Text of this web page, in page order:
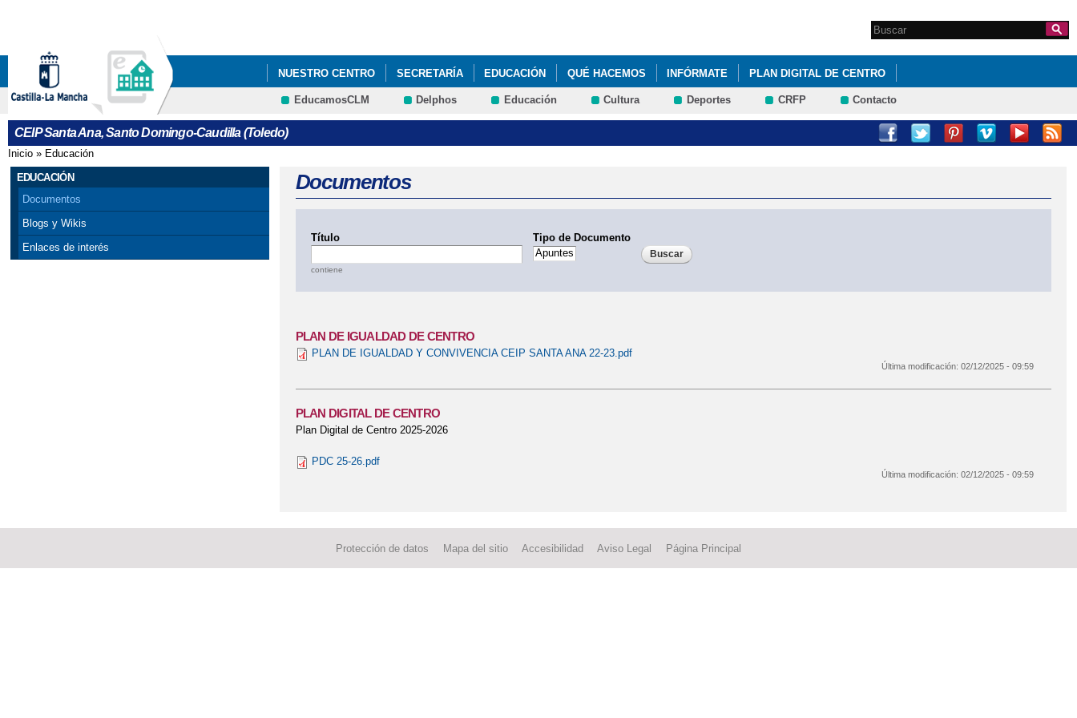
Formulario de
búsqueda
Search this site
NUESTRO CENTRO SECRETARÍA EDUCACIÓN QUÉ HACEMOS INFÓRMATE PLAN DIGITAL DE CENTRO
EducamosCLM Delphos Educación Cultura Deportes CRFP Contacto
CEIP Santa Ana, Santo Domingo-Caudilla (Toledo)
Se encuentra usted aquí
Inicio » Educación
EDUCACIÓN
Documentos
Blogs y Wikis
Enlaces de interés
Documentos
Título
contiene
Tipo de Documento
PLAN DE IGUALDAD DE CENTRO
PLAN DE IGUALDAD Y CONVIVENCIA CEIP SANTA ANA 22-23.pdf
Última modificación:02/12/2025 - 09:59
PLAN DIGITAL DE CENTRO
Plan Digital de Centro 2025-2026
PDC 25-26.pdf
Última modificación:02/12/2025 - 09:59
Protección de datos Mapa del sitio Accesibilidad Aviso Legal Página Principal